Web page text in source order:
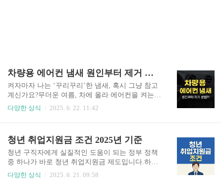
차량용 에어컨 냄새 원인부터 제거 방법까지
켜자마자 나는 ‘꾸리꾸리’한 냄새, 혹시 그냥 참고
계신가요?무더운 여름, 차에 올라 에어컨을 켜는
순간 불쾌한 냄새가 확 퍼지는 경험 한 번쯤 겪어보
량용 방향제를 붙였는데도 냄새가 계속 나요...”“필
터 교체했는데 해결이 안 돼요...”“냄새 나는 차에
서 아이 태우기 너무 걱정돼요...”이런 고민을 가진
분들을 위해차량용 에어컨 냄새의 정확한 원인과
제거 방법, 예방 꿀팁까지 총정리해드립니다. ✅ 차
다양한 상식 2025. 6. 22. 11:42
청년 취업지원금 조건 2025년 기준
청년 구직자에게 실질적인 도움이 되는 정부 정책
중 하나가 바로 청년 취업지원금 제도입니다.하지
만 막상 신청하려고 하면 “어디서 신청하지?”, “조
다양한 상식 2025. 6. 21. 09:58